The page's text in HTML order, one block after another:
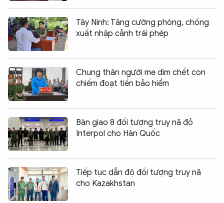
Tây Ninh: Tăng cường phòng, chống
xuất nhập cảnh trái phép
Chung thân người mẹ dìm chết con
chiếm đoạt tiền bảo hiểm
Bàn giao 8 đối tượng truy nã đỏ
Interpol cho Hàn Quốc
Tiếp tục dẫn độ đối tượng truy nã
cho Kazakhstan